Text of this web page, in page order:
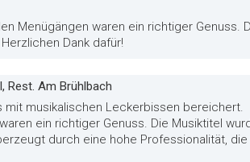
Menügängen waren ein richtiger Genuss.
Dank dafür!
Rest. Am Brühlbach
mit musikalischen Leckerbissen bereichert.
ein richtiger Genuss. Die Musiktitel
durch eine hohe Professionalität,